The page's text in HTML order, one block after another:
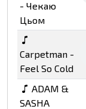
- Чекаю
Цьом
Carpetman -
Feel So Cold
ADAM &
SASHA